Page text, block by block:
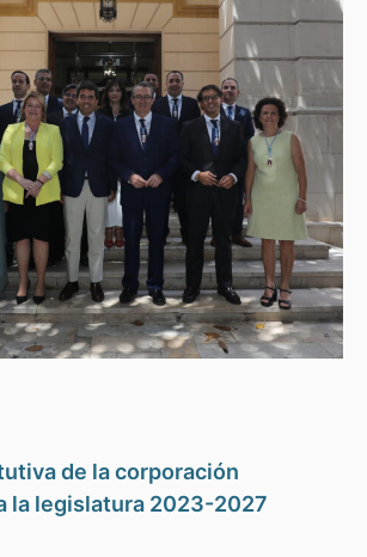
de la corporación
la legislatura 2023-2027